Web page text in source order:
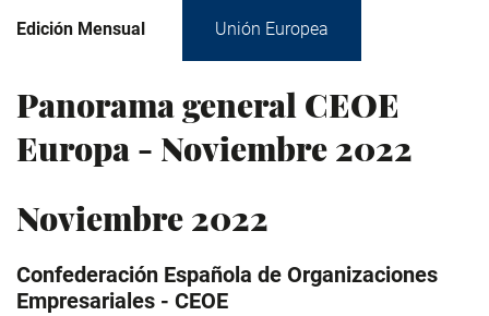
Edición Mensual Unión Europea
Panorama general CEOE
Europa - Noviembre 2022
Noviembre 2022
Confederación Española de Organizaciones
Empresariales - CEOE